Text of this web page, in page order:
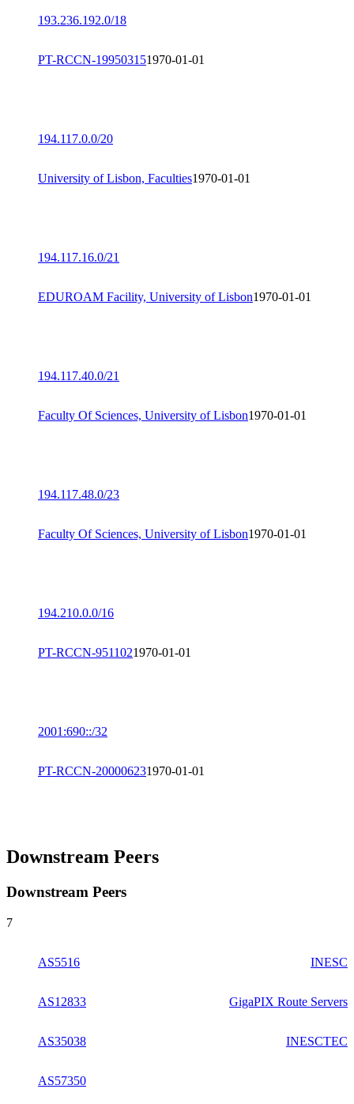
193.236.192.0/18
PT-RCCN-199503151970-01-01
194.117.0.0/20
University of Lisbon, Faculties1970-01-01
194.117.16.0/21
EDUROAM Facility, University of Lisbon1970-01-01
194.117.40.0/21
Faculty Of Sciences, University of Lisbon1970-01-01
194.117.48.0/23
Faculty Of Sciences, University of Lisbon1970-01-01
194.210.0.0/16
PT-RCCN-9511021970-01-01
2001:690::/32
PT-RCCN-200006231970-01-01
Downstream Peers
Downstream Peers
7
AS5516 INESC
AS12833 GigaPIX Route Servers
AS35038 INESCTEC
AS57350